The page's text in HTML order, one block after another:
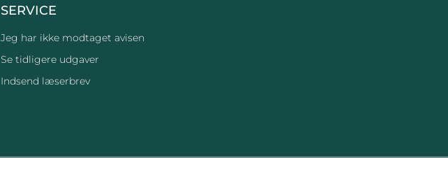
SERVICE
Jeg har ikke modtaget avisen
Se tidligere udgaver
Indsend læserbrev